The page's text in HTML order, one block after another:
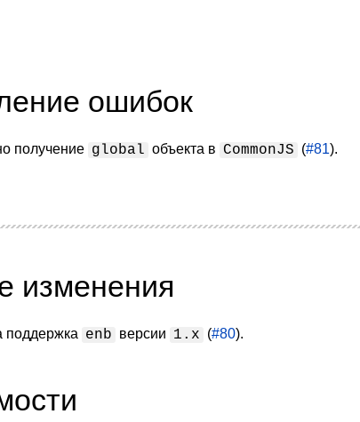
ошибок
получение global объекта в CommonJS (#81).
изменения
поддержка enb версии 1.x (#80).